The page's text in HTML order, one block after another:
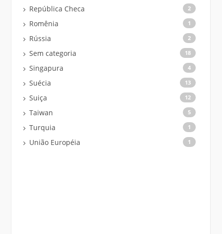
República Checa 2
Romênia 1
Rússia 2
Sem categoria 18
Singapura 4
Suécia 13
Suiça 12
Taiwan 5
Turquia 1
União Européia 1